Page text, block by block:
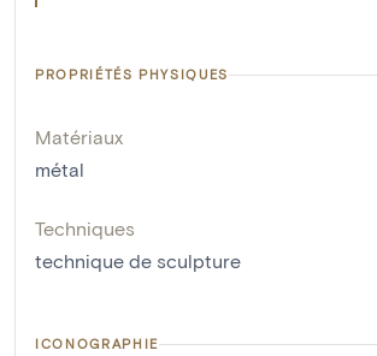
PROPRIÉTÉS PHYSIQUES
Matériaux
métal
Techniques
technique de sculpture
ICONOGRAPHIE